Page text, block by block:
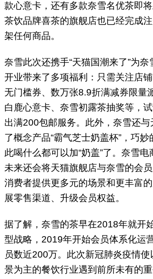
款心意卡，还有多款奈雪名优茶即
茶饮品牌喜茶的旗舰店也已经完成
架任何商品。
奈雪此次还携手“天猫国潮来了”为
开业带来了多项福利：只需关注店
无门槛券、数万张8.9折满减券限量
白鹿心意卡、奈雪初露茶抽奖等，
出满200包邮服务。此外，奈雪还与
了概念产品“霸气芝士奶盖杯”，巧
此喝什么都可以加“奶盖”了。奈雪电
未来还会将天猫旗舰店与奈雪的会
消费者提供更多元的场景和更丰富
展零售渠道、升级会员权益。
据了解，奈雪的茶早在2018年就开
型战略，2019年开始会员体系化运
员数近200万。此次新冠肺炎疫情使
景为主的餐饮行业遇到前所未有的